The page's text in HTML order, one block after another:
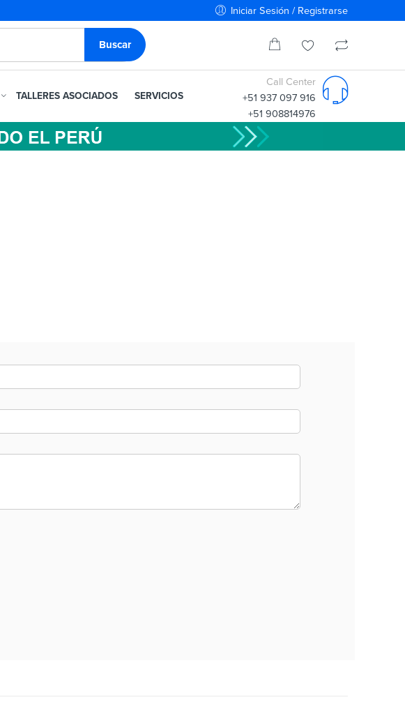
Iniciar Sesión / Registrarse
TALLERES ASOCIADOS SERVICIOS
Call Center
+51 937 097 916
+51 908814976